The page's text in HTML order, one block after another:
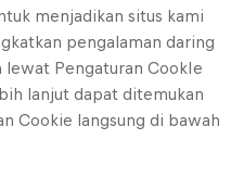
menjadikan situs kami
pengalaman daring
lewat Pengaturan CookIe
lanjut dapat ditemukan
Cookie langsung di bawah